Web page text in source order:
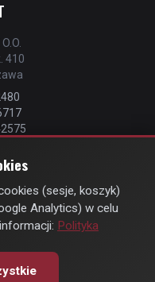
410
| All Rights Reserved
(sesje, koszyk)
Analytics) w celu
Polityka